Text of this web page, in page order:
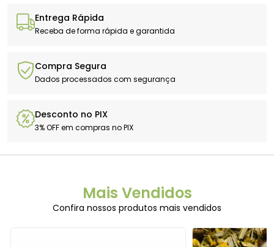
Entrega Rápida
Receba de forma rápida e garantida
Compra Segura
Dados processados com segurança
Desconto no PIX
3% OFF em compras no PIX
Mais Vendidos
Confira nossos produtos mais vendidos